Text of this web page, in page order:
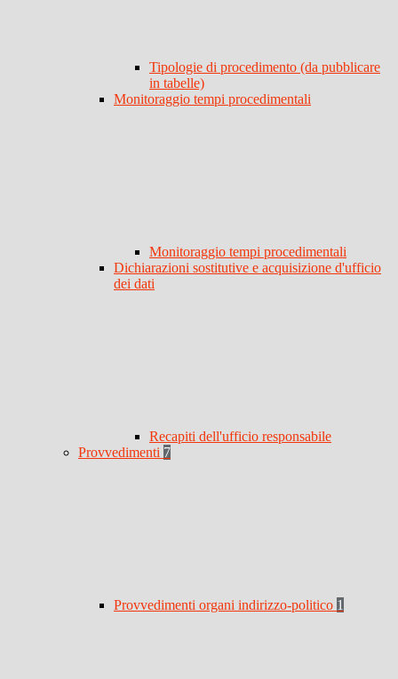
Tipologie di procedimento (da pubblicare
in tabelle)
Monitoraggio tempi procedimentali
Monitoraggio tempi procedimentali
Dichiarazioni sostitutive e acquisizione d'ufficio
dei dati
Recapiti dell'ufficio responsabile
Provvedimenti 7
Provvedimenti organi indirizzo-politico 1